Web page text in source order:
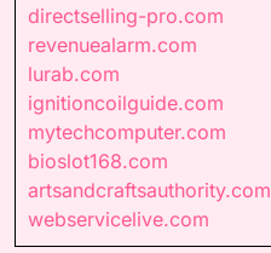
directselling-pro.com
revenuealarm.com
lurab.com
ignitioncoilguide.com
mytechcomputer.com
bioslot168.com
artsandcraftsauthority.com
webservicelive.com